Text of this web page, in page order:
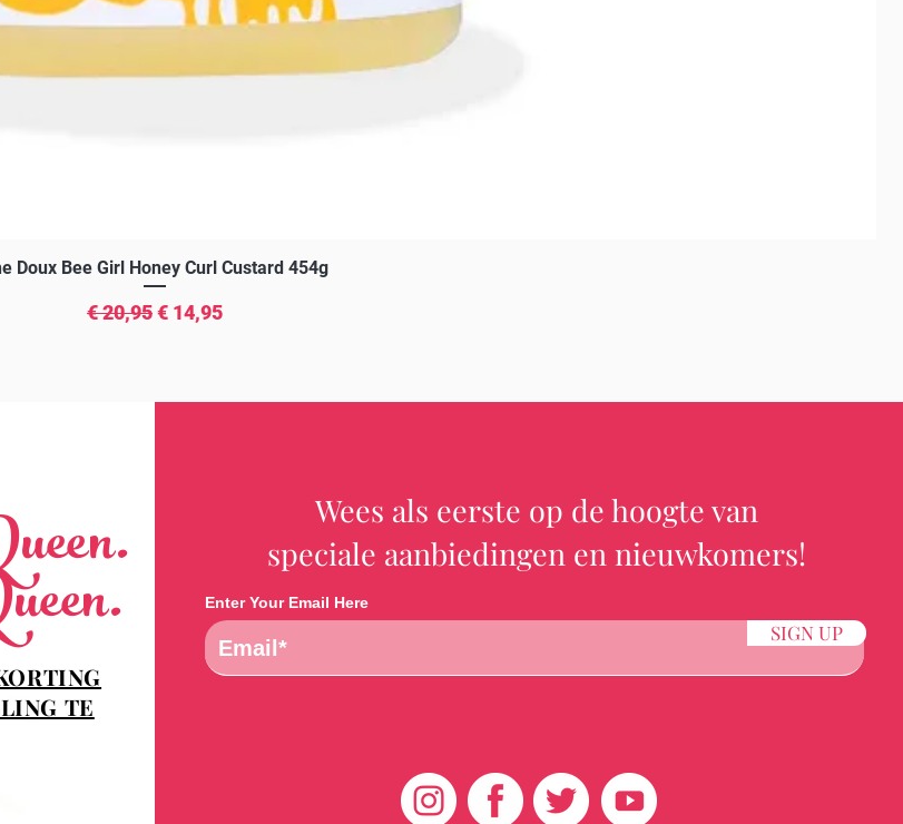
Snel overzicht
Doux Bee Girl Honey Curl Custard 454g
Normale prijs
€ 20,95Verkoopprijs
€ 14,95
TE
Wees als eerste op de hoogte van
speciale aanbiedingen en nieuwkomers!
Enter Your Email Here
SIGN UP